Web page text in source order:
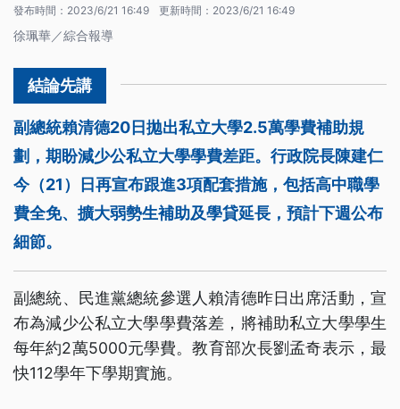
發布時間： 2023/6/21 16:49 更新時間： 2023/6/21 16:49
徐珮華／綜合報導
副總統賴清德20日拋出私立大學2.5萬學費補助規
劃，期盼減少公私立大學學費差距。行政院長陳建仁
今（21）日再宣布跟進3項配套措施，包括高中職學
費全免、擴大弱勢生補助及學貸延長，預計下週公布
細節。
副總統、民進黨總統參選人賴清德昨日出席活動，宣
布為減少公私立大學學費落差，將補助私立大學學生
每年約2萬5000元學費。教育部次長劉孟奇表示，最
快112學年下學期實施。